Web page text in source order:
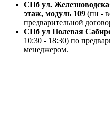
СПб ул.
этаж, модуль 109 (пн -
предварительной
СПб ул Полевая
10:30 - 18:30) по
менеджером.